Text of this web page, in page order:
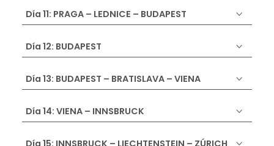
Día 11: PRAGA – LEDNICE – BUDAPEST
Día 12: BUDAPEST
Día 13: BUDAPEST – BRATISLAVA – VIENA
Día 14: VIENA – INNSBRUCK